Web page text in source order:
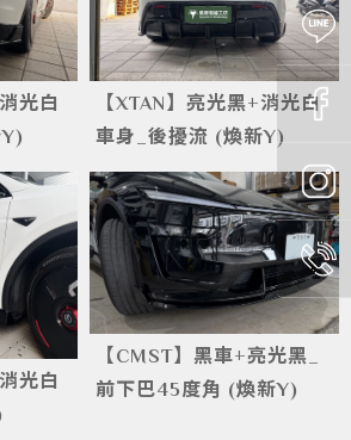
光白
【XTAN】亮光黑+消光白
車身_後擾流 (煥新Y)
光白
【CMST】黑車+亮光黑_
前下巴45度角 (煥新Y)